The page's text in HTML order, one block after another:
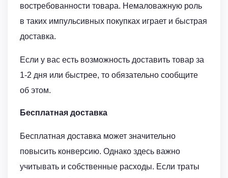
востребованности товара. Немаловажную роль
в таких импульсивных покупках играет и быстрая
доставка.
Если у вас есть возможность доставить товар за
1-2 дня или быстрее, то обязательно сообщите
об этом.
Бесплатная доставка
Бесплатная доставка может значительно
повысить конверсию. Однако здесь важно
учитывать и собственные расходы. Если траты